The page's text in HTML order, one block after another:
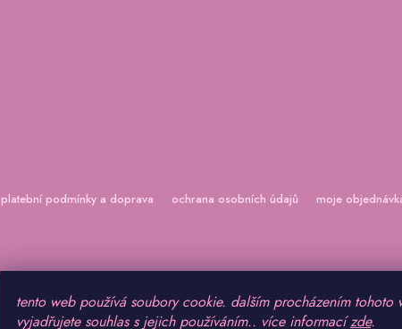
tento web používá soubory cookie. dalším procházením tohoto
vyjadřujete souhlas s jejich používáním.. více informacízde.
platební podmínky a doprava ochrana osobních údajů moje